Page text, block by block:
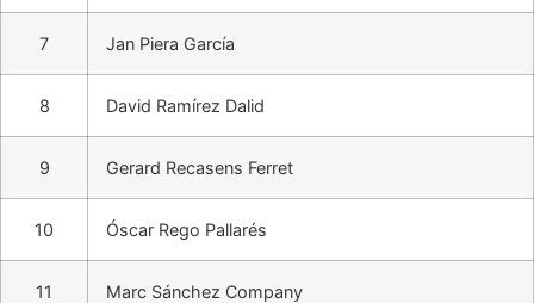
7 Jan Piera García
8 David Ramírez Dalid
9 Gerard Recasens Ferret
10 Óscar Rego Pallarés
11 Marc Sánchez Company